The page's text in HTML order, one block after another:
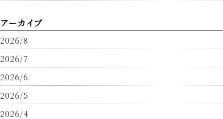
アーカイブ
2026/8
2026/7
2026/6
2026/5
2026/4